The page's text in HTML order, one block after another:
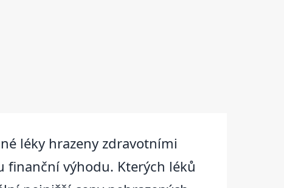
léky hrazeny zdravotními
finanční výhodu. Kterých léků